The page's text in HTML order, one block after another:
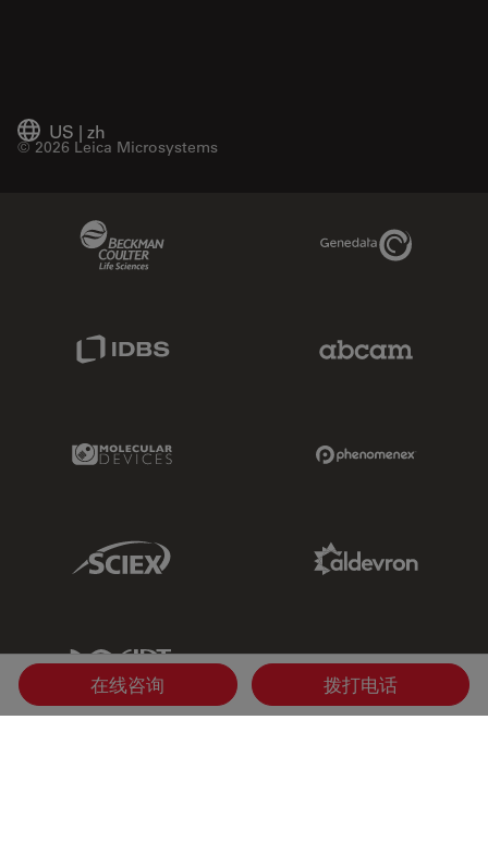
US | zh
© 2026 Leica Microsystems
Genedata Link
Molecular Devices Link
Sciex Link
IDT Link
在线咨询 拨打电话